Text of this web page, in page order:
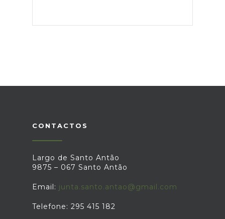
CONTACTOS
Largo de Santo Antão
9875 – 067 Santo Antão
Email: junta.santo.antao@gmail.com
Telefone: 295 415 182